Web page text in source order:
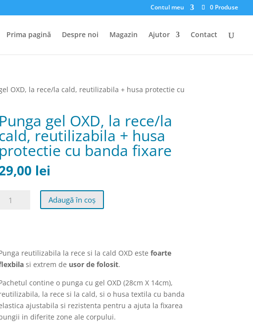
Contul meu 0 Produse
Prima pagină Despre noi Magazin Ajutor Contact
OXD, la rece/la cald, reutilizabila + husa protectie cu
Punga gel OXD, la rece/la
reutilizabila + husa
protectie cu banda fixare
lei
Cantitate
la
Adaugă în coș
reutilizabila la rece si la cald OXD este foarte
si extrem de usor de folosit.
contine o punga cu gel OXD (28cm X 14cm),
la rece si la cald, si o husa textila cu banda
ajustabila si rezistenta pentru a ajuta la fixarea
in diferite zone ale corpului.